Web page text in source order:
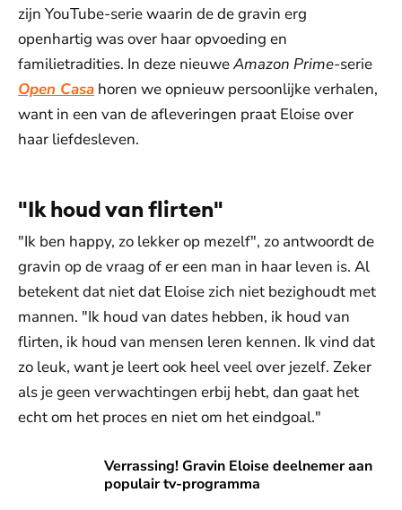
zijn YouTube-serie waarin de de gravin erg
openhartig was over haar opvoeding en
familietradities. In deze nieuweAmazon Prime-serie
Open Casa horen we opnieuw persoonlijke verhalen,
want in een van de afleveringen praat Eloise over
haar liefdesleven.
"Ik houd van flirten"
"Ik ben happy, zo lekker op mezelf", zo antwoordt de
gravin op de vraag of er een man in haar leven is. Al
betekent dat niet dat Eloise zich niet bezighoudt met
mannen. "Ik houd van dates hebben, ik houd van
flirten, ik houd van mensen leren kennen. Ik vind dat
zo leuk, want je leert ook heel veel over jezelf. Zeker
als je geen verwachtingen erbij hebt, dan gaat het
echt om het proces en niet om het eindgoal."
Verrassing! Gravin Eloise deelnemer aan
populair tv-programma
Verrassing! Gravin Eloise deelnemer aan populair tv-